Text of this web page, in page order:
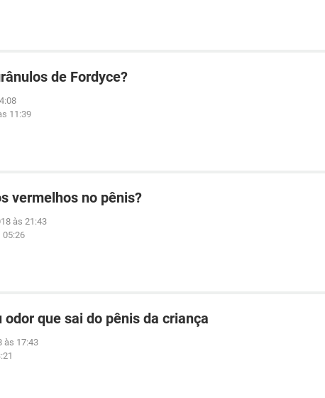
de Fordyce?
11:39
vermelhos no pênis?
às 21:43
05:26
que sai do pênis da criança
às 17:43